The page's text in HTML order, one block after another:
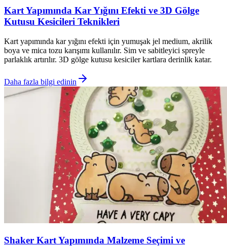
Kart Yapımında Kar Yığını Efekti ve 3D Gölge
Kutusu Kesicileri Teknikleri
Kart yapımında kar yığını efekti için yumuşak jel medium, akrilik
boya ve mica tozu karışımı kullanılır. Sim ve sabitleyici spreyle
parlaklık artırılır. 3D gölge kutusu kesiciler kartlara derinlik katar.
Daha fazla bilgi edinin
Shaker Kart Yapımında Malzeme Seçimi ve